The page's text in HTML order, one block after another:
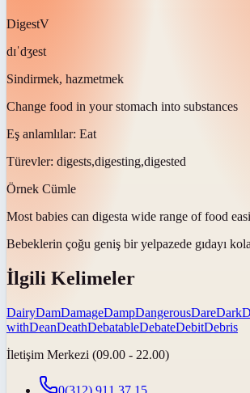
DigestV
dɪˈdʒest
Sindirmek, hazmetmek
Change food in your stomach into substances
Eş anlamlılar: Eat
Türevler: digests,digesting,digested
Örnek Cümle
Most babies can digesta wide range of food
Bebeklerin çoğu geniş bir yelpazede gıdayı
İlgili Kelimeler
DairyDamDamageDampDangerousDareDark
withDeanDeathDebatableDebateDebitDebris
İletişim Merkezi (09.00 - 22.00)
0(312) 911 37 15